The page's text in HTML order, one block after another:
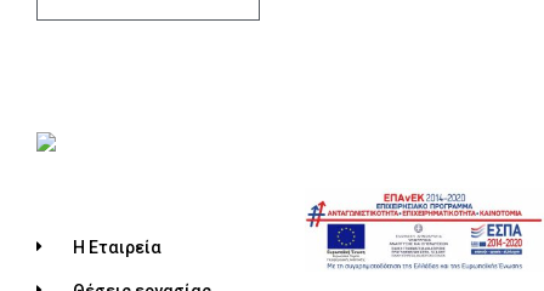
Η Εταιρεία